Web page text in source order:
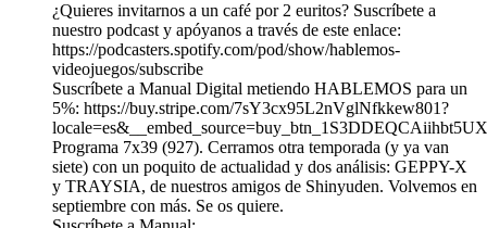
¿Quieres invitarnos a un café por 2 euritos? Suscríbete a
nuestro podcast y apóyanos a través de este enlace:
https://podcasters.spotify.com/pod/show/hablemos-
videojuegos/subscribe
Suscríbete a Manual Digital metiendo HABLEMOS para un
5%: https://buy.stripe.com/7sY3cx95L2nVglNfkkew801?
Programa 7x39 (927). Cerramos otra temporada (y ya van
siete) con un poquito de actualidad y dos análisis: GEPPY-X
y TRAYSIA, de nuestros amigos de Shinyuden. Volvemos en
septiembre con más. Se os quiere.